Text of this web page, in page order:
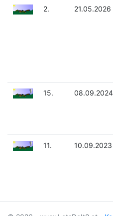
2. 21.05.2026
15. 08.09.2024
11. 10.09.2023